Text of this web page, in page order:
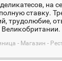
на
ставку.
трудолюбие,
Великобритании.
- Магазин -